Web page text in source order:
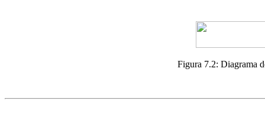
Figura 7.2: Diagrama